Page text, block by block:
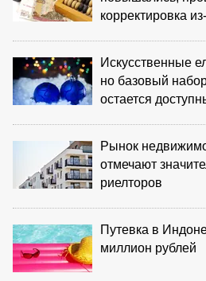
корректировка
Искусственные
но базовый
остается
Рынок
отмечают
риелторов
Путевка в
миллион рублей